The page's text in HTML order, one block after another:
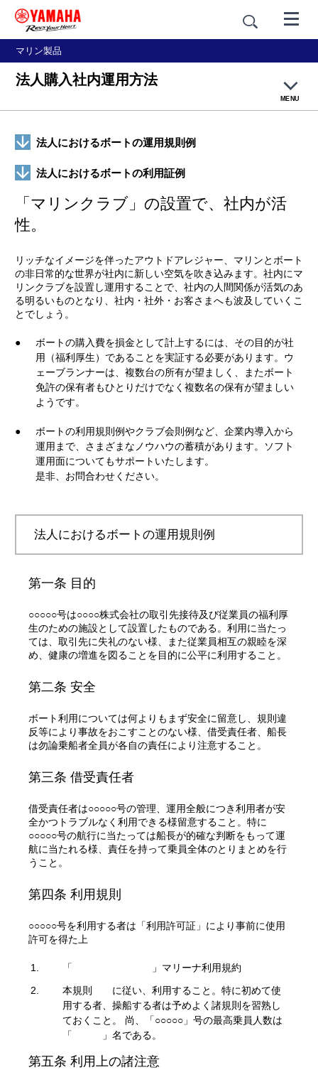
マリン製品
法人購入社内運用方法
MENU
法人購入のメリット
社内運用方法
法人におけるボートの運用規則例
法人におけるボートの利用証例
「マリンクラブ」の設置で、社内が活
性。
リッチなイメージを伴ったアウトドアレジャー、マリンとボート
の非日常的な世界が社内に新しい空気を吹き込みます。社内にマ
リンクラブを設置し運用することで、社内の人間関係が活気のあ
る明るいものとなり、社内・社外・お客さまへも波及していくこ
とでしょう。
●
ボートの購入費を損金として計上するには、その目的が社
用（福利厚生）であることを実証する必要があります。ウ
ェーブランナーは、複数台の所有が望ましく、またボート
免許の保有者もひとりだけでなく複数名の保有が望ましい
ようです。
●
ボートの利用規則例やクラブ会則例など、企業内導入から
運用まで、さまざまなノウハウの蓄積があります。ソフト
運用面についてもサポートいたします。
是非、お問合わせください。
法人におけるボートの運用規則例
第一条 目的
○○○○○号は○○○○株式会社の取引先接待及び従業員の福利厚
生のための施設として設置したものである。利用に当たっ
ては、取引先に失礼のない様、また従業員相互の親睦を深
め、健康の増進を図ることを目的に公平に利用すること。
第二条 安全
ボート利用については何よりもまず安全に留意し、規則違
反等により事故をおこすことのない様、借受責任者、船長
は勿論乗船者全員が各自の責任により注意すること。
第三条 借受責任者
借受責任者は○○○○○号の管理、運用全般につき利用者が安
全かつトラブルなく利用できる様留意すること。特に
○○○○○号の航行に当たっては船長が的確な判断をもって運
航に当たれる様、責任を持って乗員全体のとりまとめを行
うこと。
第四条 利用規則
○○○○○号を利用する者は「利用許可証」により事前に使用
許可を得た上
1.
「 」マリーナ利用規約
2.
本規則 に従い、利用すること。特に初めて使
用する者、操船する者は予めよく諸規則を習熟し
ておくこと。 尚、「○○○○○」号の最高乗員人数は
「 」名である。
第五条 利用上の諸注意